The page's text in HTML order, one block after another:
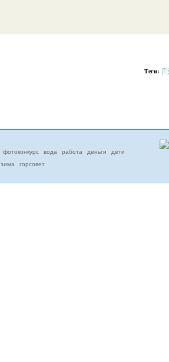
Теги:
фотоконкурс вода работа деньги
дети
зима горсовет